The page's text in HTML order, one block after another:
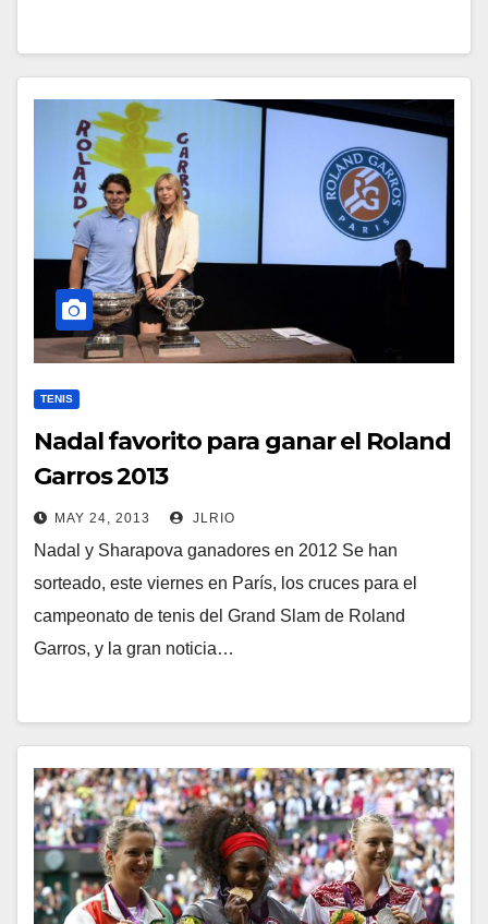
TENIS
Nadal favorito para ganar el Roland
Garros 2013
MAY 24, 2013 JLRIO
Nadal y Sharapova ganadores en 2012 Se han
sorteado, este viernes en París, los cruces para el
campeonato de tenis del Grand Slam de Roland
Garros, y la gran noticia…